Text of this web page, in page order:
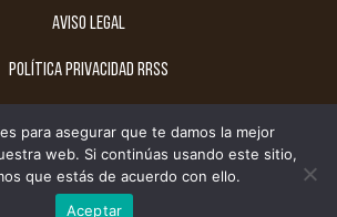
aviso legal
política privacidad rrss
2025 El Debate de Hoy
para asegurar que te damos la mejor
web. Si continúas usando este sitio,
que estás de acuerdo con ello.
Aceptar